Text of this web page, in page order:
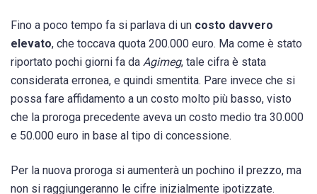
Fino a poco tempo fa si parlava di un costo davvero
elevato, che toccava quota 200.000 euro. Ma come è stato
riportato pochi giorni fa da Agimeg, tale cifra è stata
considerata erronea, e quindi smentita. Pare invece che si
possa fare affidamento a un costo molto più basso, visto
che la proroga precedente aveva un costo medio tra 30.000
e 50.000 euro in base al tipo di concessione.
Per la nuova proroga si aumenterà un pochino il prezzo, ma
non si raggiungeranno le cifre inizialmente ipotizzate.